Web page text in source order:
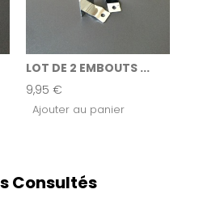
LOT DE 2 EMBOUTS ...
9,95 €
Ajouter au panier
Consultés